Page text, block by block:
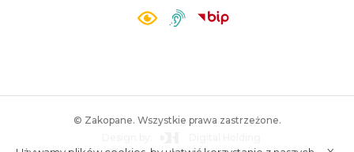
© Zakopane. Wszystkie prawa zastrzeżone.